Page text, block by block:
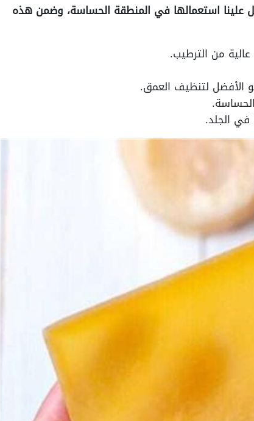
علينا استعمالها في المنطقة الحساسة، وضمن هذه
من الترطيب.
الأفضل لتنظيف العمق.
في الجلد.